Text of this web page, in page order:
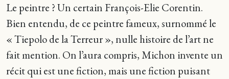
Le peintre ? Un certain François-Elie Corentin.
Bien entendu, de ce peintre fameux, surnommé le
« Tiepolo de la Terreur », nulle histoire de l’art ne
fait mention. On l’aura compris, Michon invente un
récit qui est une fiction, mais une fiction puisant